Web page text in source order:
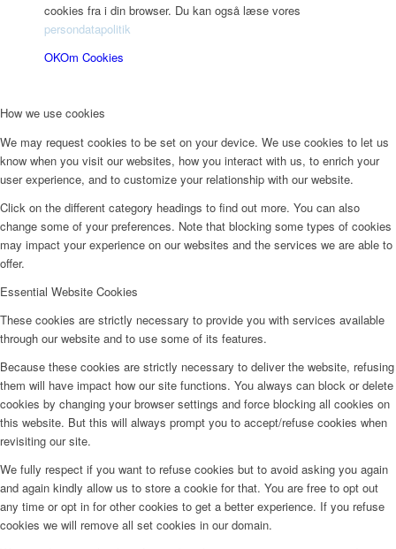
cookies fra i din browser. Du kan også læse vores
persondatapolitik
OKOm Cookies
How we use cookies
We may request cookies to be set on your device. We use cookies to let us
know when you visit our websites, how you interact with us, to enrich your
user experience, and to customize your relationship with our website.
Click on the different category headings to find out more. You can also
change some of your preferences. Note that blocking some types of cookies
may impact your experience on our websites and the services we are able to
offer.
Essential Website Cookies
These cookies are strictly necessary to provide you with services available
through our website and to use some of its features.
Because these cookies are strictly necessary to deliver the website, refusing
them will have impact how our site functions. You always can block or delete
cookies by changing your browser settings and force blocking all cookies on
this website. But this will always prompt you to accept/refuse cookies when
revisiting our site.
We fully respect if you want to refuse cookies but to avoid asking you again
and again kindly allow us to store a cookie for that. You are free to opt out
any time or opt in for other cookies to get a better experience. If you refuse
cookies we will remove all set cookies in our domain.